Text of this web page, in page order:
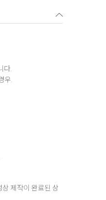
다.
우.
제작이 완료된 상